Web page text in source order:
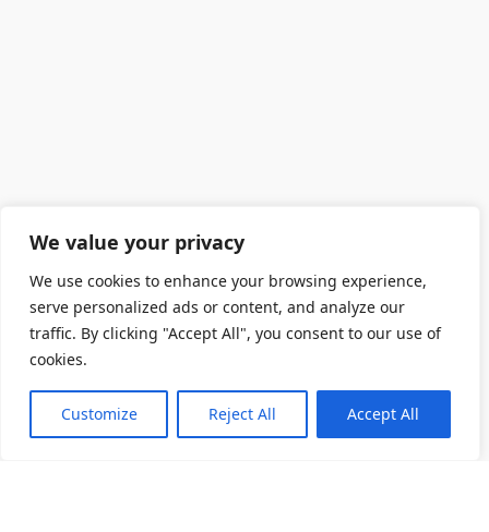
We value your privacy
We use cookies to enhance your browsing experience,
serve personalized ads or content, and analyze our
traffic. By clicking "Accept All", you consent to our use of
cookies.
Customize Reject All Accept All